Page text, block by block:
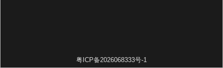
粤ICP备2026068333号-1